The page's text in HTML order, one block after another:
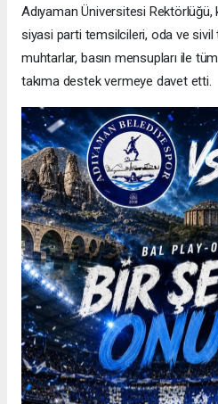
Adıyaman Üniversitesi Rektörlüğü,
siyasi parti temsilcileri, oda ve sivil
muhtarlar, basın mensupları ile
takıma destek vermeye davet etti.